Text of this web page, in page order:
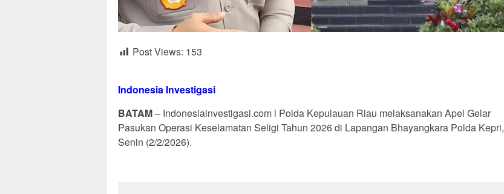
Post Views: 153
Indonesia Investigasi
BATAM– Indonesiainvestigasi.com l Polda Kepulauan Riau melaksanakan Apel Gelar
Pasukan Operasi Keselamatan Seligi Tahun 2026 di Lapangan Bhayangkara Polda Kepri,
Senin (2/2/2026).